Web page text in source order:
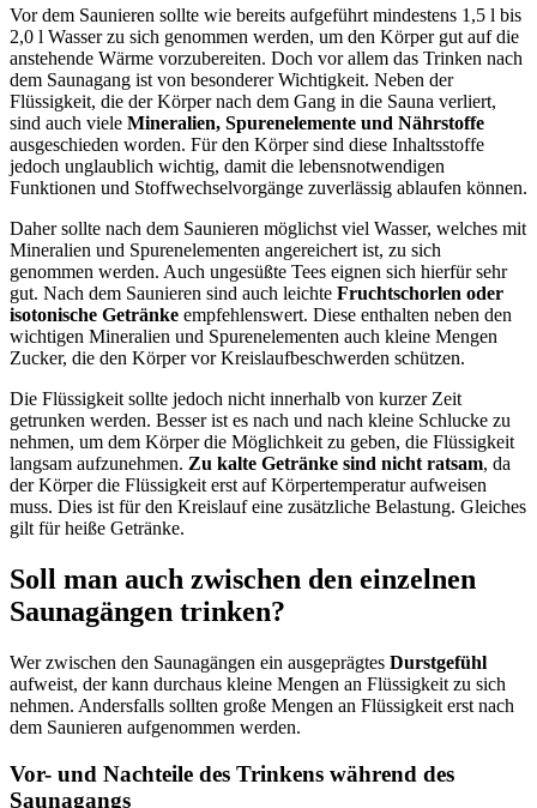
Vor dem Saunieren sollte wie bereits aufgeführt mindestens 1,5 l bis
2,0 l Wasser zu sich genommen werden, um den Körper gut auf die
anstehende Wärme vorzubereiten. Doch vor allem das Trinken nach
dem Saunagang ist von besonderer Wichtigkeit. Neben der
Flüssigkeit, die der Körper nach dem Gang in die Sauna verliert,
sind auch viele Mineralien, Spurenelemente und Nährstoffe
ausgeschieden worden. Für den Körper sind diese Inhaltsstoffe
jedoch unglaublich wichtig, damit die lebensnotwendigen
Funktionen und Stoffwechselvorgänge zuverlässig ablaufen können.
Daher sollte nach dem Saunieren möglichst viel Wasser, welches mit
Mineralien und Spurenelementen angereichert ist, zu sich
genommen werden. Auch ungesüßte Tees eignen sich hierfür sehr
gut. Nach dem Saunieren sind auch leichte Fruchtschorlen oder
isotonische Getränke empfehlenswert. Diese enthalten neben den
wichtigen Mineralien und Spurenelementen auch kleine Mengen
Zucker, die den Körper vor Kreislaufbeschwerden schützen.
Die Flüssigkeit sollte jedoch nicht innerhalb von kurzer Zeit
getrunken werden. Besser ist es nach und nach kleine Schlucke zu
nehmen, um dem Körper die Möglichkeit zu geben, die Flüssigkeit
langsam aufzunehmen. Zu kalte Getränke sind nicht ratsam, da
der Körper die Flüssigkeit erst auf Körpertemperatur aufweisen
muss. Dies ist für den Kreislauf eine zusätzliche Belastung. Gleiches
gilt für heiße Getränke.
Soll man auch zwischen den einzelnen
Saunagängen trinken?
Wer zwischen den Saunagängen ein ausgeprägtes Durstgefühl
aufweist, der kann durchaus kleine Mengen an Flüssigkeit zu sich
nehmen. Andersfalls sollten große Mengen an Flüssigkeit erst nach
dem Saunieren aufgenommen werden.
Vor- und Nachteile des Trinkens während des
Saunagangs